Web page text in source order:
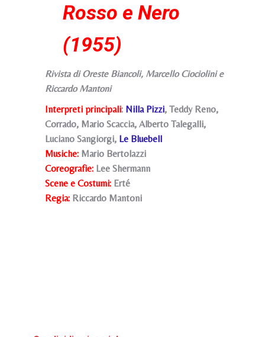
Rosso e Nero
(1955)
Rivista di Oreste Biancoli, Marcello Ciociolini e
Riccardo Mantoni
Interpreti principali: Nilla Pizzi, Teddy Reno,
Corrado, Mario Scaccia, Alberto Talegalli,
Luciano Sangiorgi, Le Bluebell
Musiche: Mario Bertolazzi
Coreografie: Lee Shermann
Scene e Costumi: Erté
Regia: Riccardo Mantoni